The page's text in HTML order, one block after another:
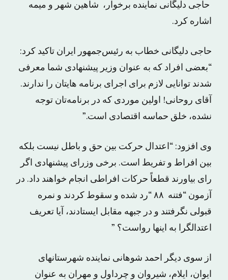
حاجی دلیگانی نماینده برخوار، شاهین شهر و میمه
اشاره کرد.
حاجی دلیگانی خطاب به رئیس‌جمهور ایران تاکید کرد:
“بعضی افراد که به عنوان وزیر پیشنهادی شما معرفی
شدند توانایی لازم برای اجرای برنامه هایتان را ندارند.
آقای روحانی! اولین موردی که در برنامه‌تان توجه
نشده، خلق حماسه اقتصادی است.”
وی افزود: “اعتدال حرکت بین حق و باطل نیست بلکه
بین افراط و تفریط است. برخی وزرای پیشنهادی اگر
رای بیاورند قطعاً حرکات افراطی انجام خواهند داد. در
آزمون “فتنه ۸۸ “رد شده و سقوط کردند و نمره
قبولی نگرفتند و در جبهه مقابل ایستادند، آیا تعریف
اعتدالگرا به اینها رواست؟ ”
از سوی دیگر احمد شوهانی نماینده شهرستانهای
ایوان، ایلام، شیروان و چرداول و مهران به عنوان